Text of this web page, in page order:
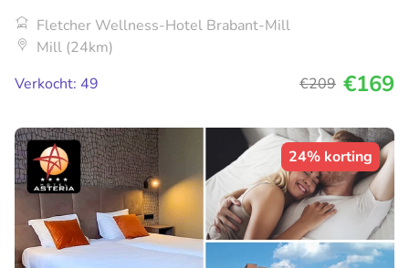
Fletcher Wellness-Hotel Brabant-Mill
Mill (24km)
Verkocht: 49
€209 €169
24% korting